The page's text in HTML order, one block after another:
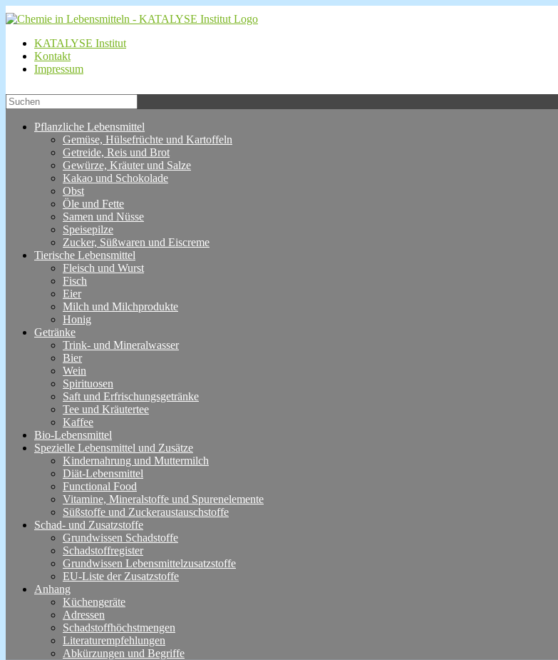
KATALYSE Institut
Kontakt
Impressum
Pflanzliche Lebensmittel
Gemüse, Hülsefrüchte und Kartoffeln
Getreide, Reis und Brot
Gewürze, Kräuter und Salze
Kakao und Schokolade
Obst
Öle und Fette
Samen und Nüsse
Speisepilze
Zucker, Süßwaren und Eiscreme
Tierische Lebensmittel
Fleisch und Wurst
Fisch
Eier
Milch und Milchprodukte
Honig
Getränke
Trink- und Mineralwasser
Bier
Wein
Spirituosen
Saft und Erfrischungsgetränke
Tee und Kräutertee
Kaffee
Bio-Lebensmittel
Spezielle Lebensmittel und Zusätze
Kindernahrung und Muttermilch
Diät-Lebensmittel
Functional Food
Vitamine, Mineralstoffe und Spurenelemente
Süßstoffe und Zuckeraustauschstoffe
Schad- und Zusatzstoffe
Grundwissen Schadstoffe
Schadstoffregister
Grundwissen Lebensmittelzusatzstoffe
EU-Liste der Zusatzstoffe
Anhang
Küchengeräte
Adressen
Schadstoffhöchstmengen
Literaturempfehlungen
Abkürzungen und Begriffe